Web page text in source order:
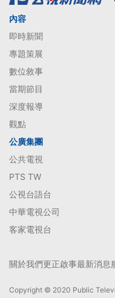
內容
即時新聞
專題策展
數位敘事
當期節目
深度報導
觀點
公廣集團
公共電視
PTS TW
公視台語台
中華電視公司
客家電視台
關於我們更正啟事最新消息
Copyright © 2020 Public